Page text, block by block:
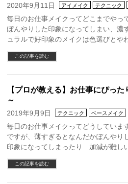
2020年9月11日 アイメイク テクニック
毎日のお仕事メイクってどこまでやっ
ぼんやりした印象になってしまい、濃
ュラルで好印象のメイクは色選びと
この記事を読む
【プロが教える】お仕事にぴっ
～
2019年9月9日 テクニック ベースメイク
毎日のお仕事メイクってどうしていま
ですが、薄すぎるとなんだかぼんやり
印象になってしまったり…加減が難し
この記事を読む